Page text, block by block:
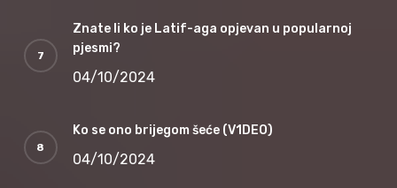
Znate li ko je Latif-aga opjevan u popularnoj
pjesmi?
04/10/2024
Ko se ono brijegom šeće (V1DEO)
04/10/2024